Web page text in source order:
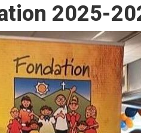
2025-